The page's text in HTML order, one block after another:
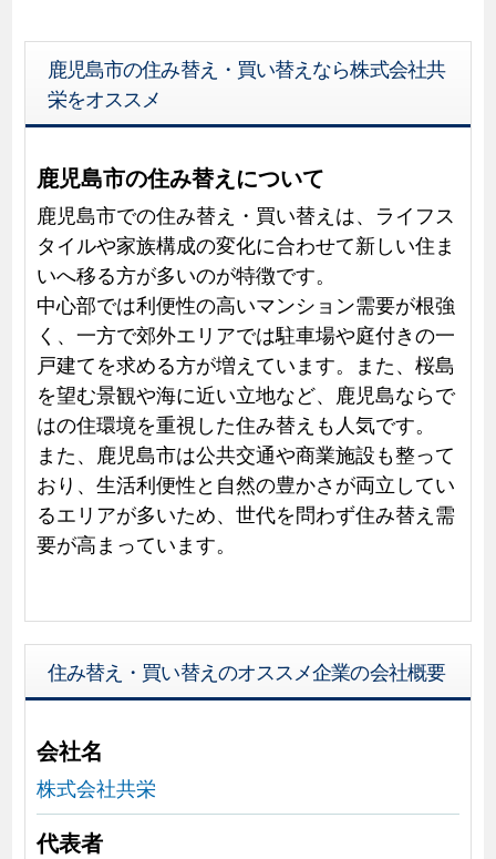
鹿児島市の住み替え・買い替えなら株式会社共
栄をオススメ
鹿児島市の住み替えについて
鹿児島市での住み替え・買い替えは、ライフス
タイルや家族構成の変化に合わせて新しい住ま
いへ移る方が多いのが特徴です。
中心部では利便性の高いマンション需要が根強
く、一方で郊外エリアでは駐車場や庭付きの一
戸建てを求める方が増えています。また、桜島
を望む景観や海に近い立地など、鹿児島ならで
はの住環境を重視した住み替えも人気です。
また、鹿児島市は公共交通や商業施設も整って
おり、生活利便性と自然の豊かさが両立してい
るエリアが多いため、世代を問わず住み替え需
要が高まっています。
住み替え・買い替えのオススメ企業の会社概要
会社名
株式会社共栄
代表者